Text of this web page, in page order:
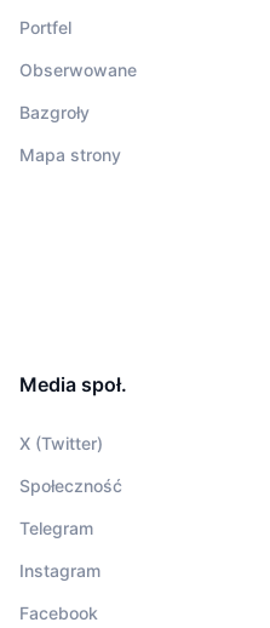
Portfel
Obserwowane
Bazgroły
Mapa strony
Media społ.
X (Twitter)
Społeczność
Telegram
Instagram
Facebook